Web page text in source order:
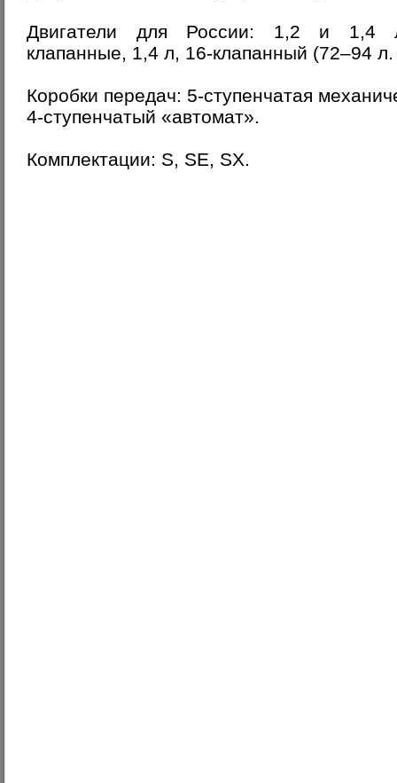
Двигатели для России: 1,2 и 1,4
клапанные, 1,4 л, 16-клапанный (72–94 л.
Коробки передач: 5-ступенчатая
4-ступенчатый «автомат».
Комплектации: S, SE, SX.